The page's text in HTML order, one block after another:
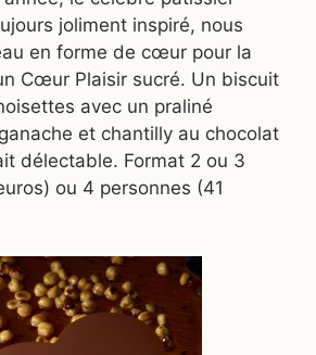
joliment inspiré, nous
en forme de cœur pour la
Cœur Plaisir sucré. Un biscuit
avec un praliné
et chantilly au chocolat
délectable. Format 2 ou 3
ou 4 personnes (41